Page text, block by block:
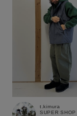
t.kimura
SUPER SHOP